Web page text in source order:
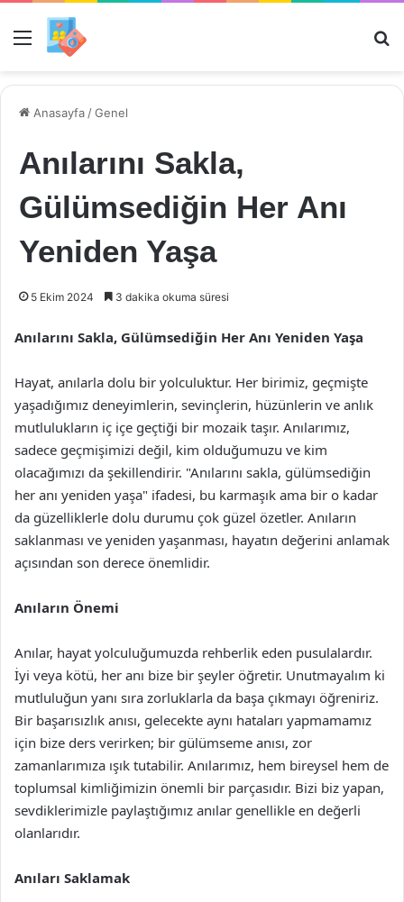
Menü
Anasayfa /Genel
Anılarını Sakla,
Gülümsediğin Her Anı
Yeniden Yaşa
5 Ekim 2024 3 dakika okuma süresi
Anılarını Sakla, Gülümsediğin Her Anı Yeniden Yaşa
Hayat, anılarla dolu bir yolculuktur. Her birimiz, geçmişte
yaşadığımız deneyimlerin, sevinçlerin, hüzünlerin ve anlık
mutlulukların iç içe geçtiği bir mozaik taşır. Anılarımız,
sadece geçmişimizi değil, kim olduğumuzu ve kim
olacağımızı da şekillendirir. "Anılarını sakla, gülümsediğin
her anı yeniden yaşa" ifadesi, bu karmaşık ama bir o kadar
da güzelliklerle dolu durumu çok güzel özetler. Anıların
saklanması ve yeniden yaşanması, hayatın değerini anlamak
açısından son derece önemlidir.
Anıların Önemi
Anılar, hayat yolculuğumuzda rehberlik eden pusulalardır.
İyi veya kötü, her anı bize bir şeyler öğretir. Unutmayalım ki
mutluluğun yanı sıra zorluklarla da başa çıkmayı öğreniriz.
Bir başarısızlık anısı, gelecekte aynı hataları yapmamamız
için bize ders verirken; bir gülümseme anısı, zor
zamanlarımıza ışık tutabilir. Anılarımız, hem bireysel hem de
toplumsal kimliğimizin önemli bir parçasıdır. Bizi biz yapan,
sevdiklerimizle paylaştığımız anılar genellikle en değerli
olanlarıdır.
Anıları Saklamak